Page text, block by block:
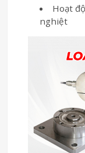
Hoạt
nghiệt